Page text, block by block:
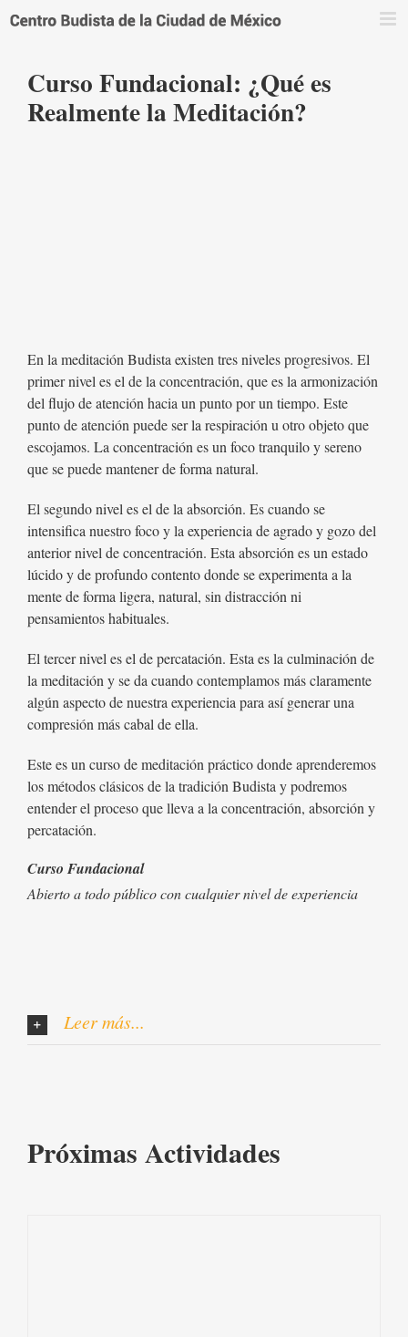
Curso Fundacional: ¿Qué es
Realmente la Meditación?
En la meditación Budista existen tres niveles progresivos. El
primer nivel es el de la concentración, que es la armonización
del flujo de atención hacia un punto por un tiempo. Este
punto de atención puede ser la respiración u otro objeto que
escojamos. La concentración es un foco tranquilo y sereno
que se puede mantener de forma natural.
El segundo nivel es el de la absorción. Es cuando se
intensifica nuestro foco y la experiencia de agrado y gozo del
anterior nivel de concentración. Esta absorción es un estado
lúcido y de profundo contento donde se experimenta a la
mente de forma ligera, natural, sin distracción ni
pensamientos habituales.
El tercer nivel es el de percatación. Esta es la culminación de
la meditación y se da cuando contemplamos más claramente
algún aspecto de nuestra experiencia para así generar una
compresión más cabal de ella.
Este es un curso de meditación práctico donde aprenderemos
los métodos clásicos de la tradición Budista y podremos
entender el proceso que lleva a la concentración, absorción y
percatación.
Curso Fundacional
Abierto a todo público con cualquier nivel de experiencia
Leer más...
Próximas Actividades